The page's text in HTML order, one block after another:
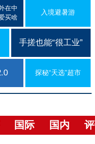
在中
买啥
入境避暑游
手搓也能“很工业”
探秘“天选”超市
国际 国内